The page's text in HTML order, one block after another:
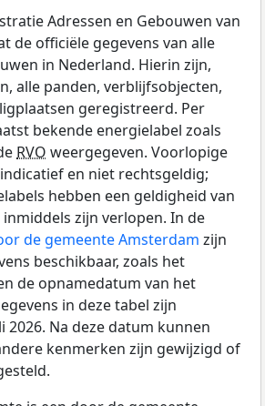
Adressen en Gebouwen van
de officiële gegevens van alle
in Nederland. Hierin zijn,
alle panden, verblijfsobjecten,
geregistreerd. Per
bekende energielabel zoals
RVO weergegeven. Voorlopige
en niet rechtsgeldig;
hebben een geldigheid van
zijn verlopen. In de
de gemeente Amsterdam zijn
beschikbaar, zoals het
de opnamedatum van het
in deze tabel zijn
2026. Na deze datum kunnen
kenmerken zijn gewijzigd of